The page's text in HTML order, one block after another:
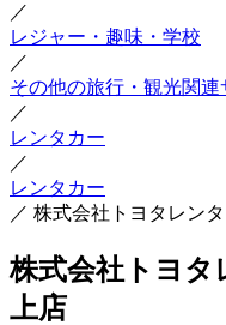
／
レジャー・趣味・学校
／
その他の旅行・観光関連
／
レンタカー
／
レンタカー
／ 株式会社トヨタレン
株式会社トヨタ
上店